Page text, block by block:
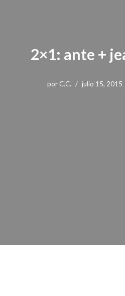
2×1: ante +
por C.C. julio 15, 2015